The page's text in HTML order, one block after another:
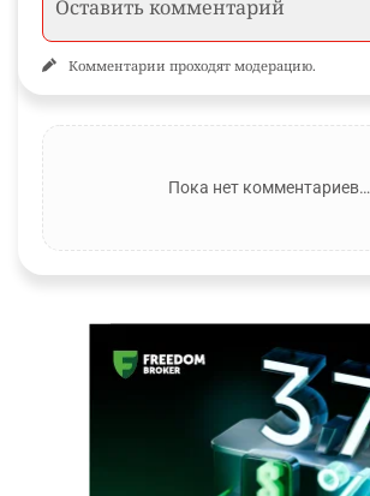
Комментарии проходят модерацию.
Пока нет комментариев…